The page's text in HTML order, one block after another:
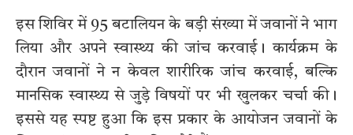
इस शिविर में 95 बटालियन के बड़ी संख्या में जवानों ने भाग
लिया और अपने स्वास्थ्य की जांच करवाई। कार्यक्रम के
दौरान जवानों ने न केवल शारीरिक जांच करवाई, बल्कि
मानसिक स्वास्थ्य से जुड़े विषयों पर भी खुलकर चर्चा की।
इससे यह स्पष्ट हुआ कि इस प्रकार के आयोजन जवानों के